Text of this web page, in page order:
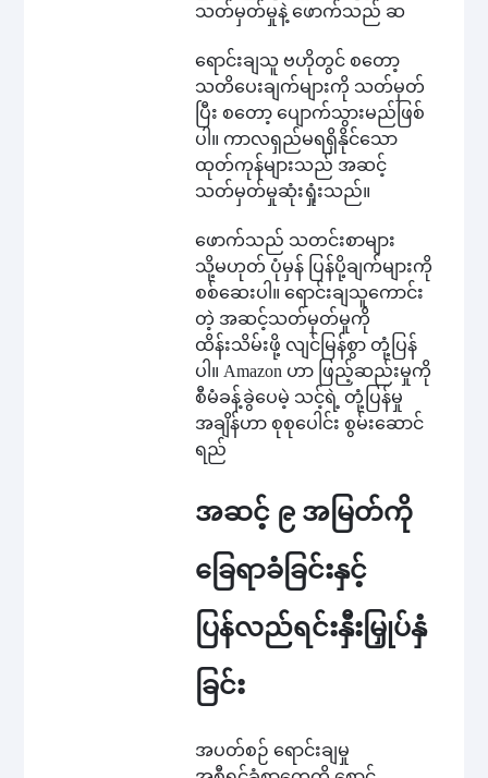
သတ်မှတ်မှုနဲ့ ဖောက်သည် ဆ
ရောင်းချသူ ဗဟိုတွင် စတော့
သတိပေးချက်များကို သတ်မှတ်
ပြီး စတော့ ပျောက်သွားမည်ဖြစ်
ပါ။ ကာလရှည်မရရှိနိုင်သော
ထုတ်ကုန်များသည် အဆင့်
သတ်မှတ်မှုဆုံးရှုံးသည်။
ဖောက်သည် သတင်းစာများ
သို့မဟုတ် ပုံမှန် ပြန်ပို့ချက်များကို
စစ်ဆေးပါ။ ရောင်းချသူကောင်း
တဲ့ အဆင့်သတ်မှတ်မှုကို
ထိန်းသိမ်းဖို့ လျင်မြန်စွာ တုံ့ပြန်
ပါ။ Amazon ဟာ ဖြည့်ဆည်းမှုကို
စီမံခန့်ခွဲပေမဲ့ သင့်ရဲ့ တုံ့ပြန်မှု
အချိန်ဟာ စုစုပေါင်း စွမ်းဆောင်
ရည်
အဆင့် ၉ အမြတ်ကို
ခြေရာခံခြင်းနှင့်
ပြန်လည်ရင်းနှီးမြှုပ်နှံ
ခြင်း
အပတ်စဉ် ရောင်းချမှု